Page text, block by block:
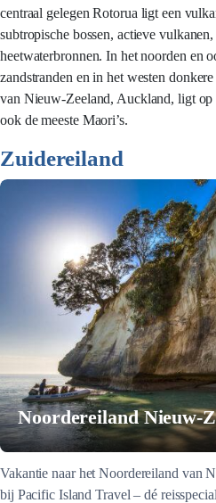
centraal gelegen Rotorua ligt een
subtropische bossen, actieve
heetwaterbronnen. In het noorden en
zandstranden en in het westen
van Nieuw-Zeeland, Auckland, ligt
ook de meeste Maori’s.
Zuidereiland
Noordereiland Nieuw-
Vakantie naar het Noordereiland van
bij Pacific Island Travel – dé